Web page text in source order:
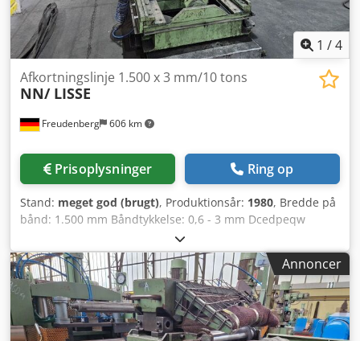
1 /4
Freudenberg 606 km
Afkortningslinje 1.500 x 3 mm/10 tons
NN/ LISSE
Prisoplysninger Ring op
Stand: meget god (brugt), Produktionsår: 1980, Bredde på
bånd: 1.500 mm Båndtykkelse: 0,6 - 3 mm Dcedpeqw
Annoncer